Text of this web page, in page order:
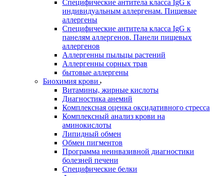
Специфические антитела класса IgG к
индивидуальным аллергенам. Пищевые
аллергены
Специфические антитела класса IgG к
панелям аллергенов. Панели пищевых
аллергенов
Аллергенны пыльцы растений
Аллергенны сорных трав
бытовые аллергены
Биохимия крови
Витамины, жирные кислоты
Диагностика анемий
Комплексная оценка оксидативного стресса
Комплексный анализ крови на
аминокислоты
Липидный обмен
Обмен пигментов
Программа неинвазивной диагностики
болезней печени
Специфические белки